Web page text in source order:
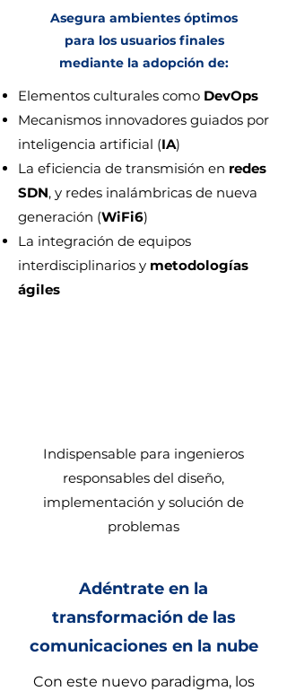
Asegura ambientes óptimos
para los usuarios finales
mediante la adopción de:
Elementos culturales como DevOps
Mecanismos innovadores guiados por
inteligencia artificial (IA)
La eficiencia de transmisión en redes
SDN, y redes inalámbricas de nueva
generación (WiFi6)
La integración de equipos
interdisciplinarios y metodologías
ágiles
Indispensable para ingenieros
responsables del diseño,
implementación y solución de
problemas
Adéntrate en la
transformación de las
comunicaciones en la nube
Con este nuevo paradigma, los